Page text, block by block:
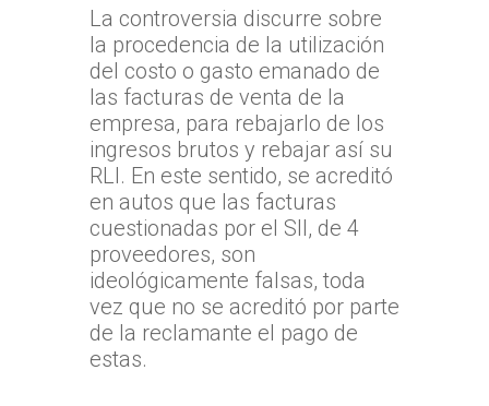
La controversia discurre sobre
la procedencia de la utilización
del costo o gasto emanado de
las facturas de venta de la
empresa, para rebajarlo de los
ingresos brutos y rebajar así su
RLI. En este sentido, se acreditó
en autos que las facturas
cuestionadas por el SII, de 4
proveedores, son
ideológicamente falsas, toda
vez que no se acreditó por parte
de la reclamante el pago de
estas.